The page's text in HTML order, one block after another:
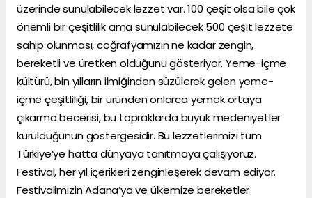
üzerinde sunulabilecek lezzet var. 100 çeşit olsa bile çok
önemli bir çeşitlilik ama sunulabilecek 500 çeşit lezzete
sahip olunması, coğrafyamızın ne kadar zengin,
bereketli ve üretken olduğunu gösteriyor. Yeme-içme
kültürü, bin yılların ilmiğinden süzülerek gelen yeme-
içme çeşitliliği, bir üründen onlarca yemek ortaya
çıkarma becerisi, bu topraklarda büyük medeniyetler
kurulduğunun göstergesidir. Bu lezzetlerimizi tüm
Türkiye’ye hatta dünyaya tanıtmaya çalışıyoruz.
Festival, her yıl içerikleri zenginleşerek devam ediyor.
Festivalimizin Adana’ya ve ülkemize bereketler